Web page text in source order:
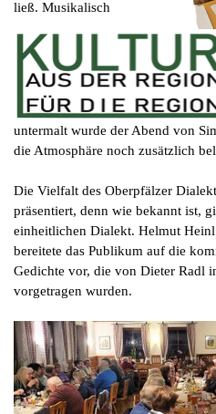
ließ. Musikalisch
untermalt wurde der Abend von
die Atmosphäre noch zusätzlich
Die Vielfalt des Oberpfälzer
präsentiert, denn wie bekannt ist,
einheitlichen Dialekt. Helmut
bereitete das Publikum auf die
Gedichte vor, die von Dieter Radl
vorgetragen wurden.